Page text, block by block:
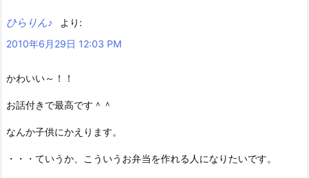
ひらりん♪
より:
2010年6月29日 12:03 PM
かわいい～！！
お話付きで最高です＾＾
なんか子供にかえります。
・・・ていうか、こういうお弁当を作れる人になりたいです。